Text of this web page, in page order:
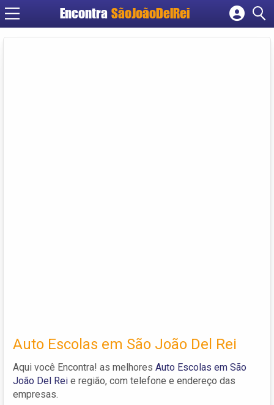
Encontra SãoJoãoDelRei
Cadastrar empresa
Auto Escolas em São João Del Rei
Aqui você Encontra! as melhores Auto Escolas em São
João Del Rei e região, com telefone e endereço das
empresas.